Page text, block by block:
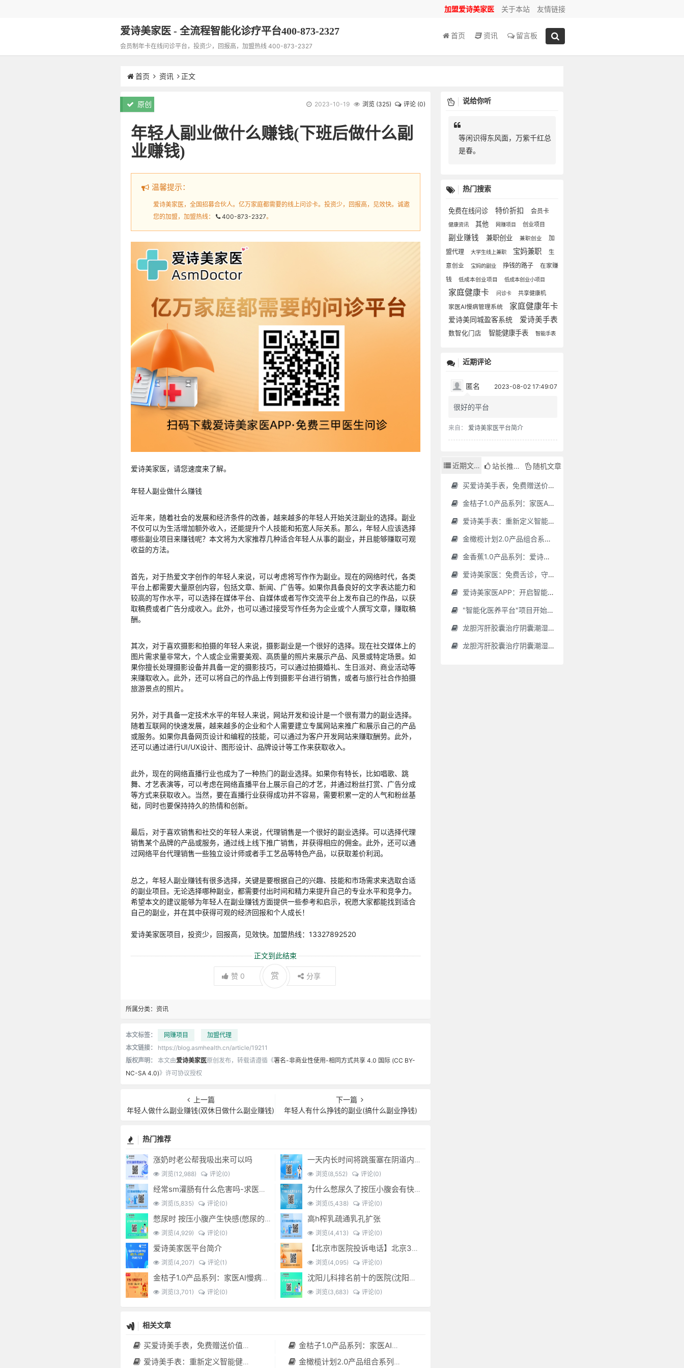
加盟爱诗美家医 关于本站 友情链接
爱诗美家医 - 全流程智能化诊疗平台400-873-2327
会员制年卡在线问诊平台，投资少，回报高，加盟热线 400-873-2327
首页 资讯 留言板
首页 资讯 正文
原创 2023-10-19 浏览 (325) 评论 (0)
年轻人副业做什么赚钱(下班后做什么副
业赚钱)
温馨提示：
爱诗美家医，全国招募合伙人。亿万家庭都需要的线上问诊卡。投资少，回报高，见效快。诚邀
您的加盟，加盟热线：
400-873-2327。
爱诗美家医，请您速度来了解。
年轻人副业做什么赚钱
近年来，随着社会的发展和经济条件的改善，越来越多的年轻人开始关注副业的选择。副业
不仅可以为生活增加额外收入，还能提升个人技能和拓宽人际关系。那么，年轻人应该选择
哪些副业项目来赚钱呢？本文将为大家推荐几种适合年轻人从事的副业，并且能够赚取可观
收益的方法。
首先，对于热爱文字创作的年轻人来说，可以考虑将写作作为副业。现在的网络时代，各类
平台上都需要大量原创内容，包括文章、新闻、广告等。如果你具备良好的文字表达能力和
较高的写作水平，可以选择在媒体平台、自媒体或者写作交流平台上发布自己的作品，以获
取稿费或者广告分成收入。此外，也可以通过接受写作任务为企业或个人撰写文章，赚取稿
酬。
其次，对于喜欢摄影和拍摄的年轻人来说，摄影副业是一个很好的选择。现在社交媒体上的
图片需求量非常大，个人或企业需要美观、高质量的照片来展示产品、风景或特定场景。如
果你擅长处理摄影设备并具备一定的摄影技巧，可以通过拍摄婚礼、生日派对、商业活动等
来赚取收入。此外，还可以将自己的作品上传到摄影平台进行销售，或者与旅行社合作拍摄
旅游景点的照片。
另外，对于具备一定技术水平的年轻人来说，网站开发和设计是一个很有潜力的副业选择。
随着互联网的快速发展，越来越多的企业和个人需要建立专属网站来推广和展示自己的产品
或服务。如果你具备网页设计和编程的技能，可以通过为客户开发网站来赚取酬劳。此外，
还可以通过进行UI/UX设计、图形设计、品牌设计等工作来获取收入。
此外，现在的网络直播行业也成为了一种热门的副业选择。如果你有特长，比如唱歌、跳
舞、才艺表演等，可以考虑在网络直播平台上展示自己的才艺，并通过粉丝打赏、广告分成
等方式来获取收入。当然，要在直播行业获得成功并不容易，需要积累一定的人气和粉丝基
础，同时也要保持持久的热情和创新。
最后，对于喜欢销售和社交的年轻人来说，代理销售是一个很好的副业选择。可以选择代理
销售某个品牌的产品或服务，通过线上线下推广销售，并获得相应的佣金。此外，还可以通
过网络平台代理销售一些独立设计师或者手工艺品等特色产品，以获取差价利润。
总之，年轻人副业赚钱有很多选择，关键是要根据自己的兴趣、技能和市场需求来选取合适
的副业项目。无论选择哪种副业，都需要付出时间和精力来提升自己的专业水平和竞争力。
希望本文的建议能够为年轻人在副业赚钱方面提供一些参考和启示，祝愿大家都能找到适合
自己的副业，并在其中获得可观的经济回报和个人成长！
爱诗美家医项目，投资少，回报高，见效快。加盟热线：13327892520
正文到此结束
赞 0 赏 分享
所属分类： 资讯
本文标签： 网赚项目
加盟代理
本文链接：
https://blog.asmhealth.cn/article/19211
版权声明：
本文由爱诗美家医原创发布，转载请遵循《署名-非商业性使用-相同方式共享 4.0 国际 (CC BY-
NC-SA 4.0)》许可协议授权
上一篇
年轻人做什么副业赚钱(双休日做什么副业赚钱)
下一篇
年轻人有什么挣钱的副业(搞什么副业挣钱)
热门推荐
涨奶时老公帮我吸出来可以吗
浏览(12,988) 评论(0)
一天内长时间将跳蛋塞在阴道内 有什么危害免...(跳蛋是放哪里)
浏览(8,552) 评论(0)
经常sm灌肠有什么危害吗-求医问药-
浏览(5,835) 评论(0)
为什么憋尿久了按压小腹会有快感_-
浏览(5,438) 评论(0)
憋尿时 按压小腹产生快感(憋尿的时候按压小腹是什么感觉)
浏览(4,929) 评论(0)
高h榨乳疏通乳孔扩张
浏览(4,413) 评论(0)
爱诗美家医平台简介
浏览(4,207) 评论(1)
【北京市医院投诉电话】北京301医院电话--(北京301医院投诉电话多少)
浏览(4,095) 评论(0)
金桔子1.0产品系列：家医AI慢病管理项目全国招募区域合伙人，低投入，高回报，长收益
浏览(3,701) 评论(0)
沈阳儿科排名前十的医院(沈阳儿科最好的医院)
浏览(3,683) 评论(0)
相关文章
买爱诗美手表，免费赠送价值30000元的数智化门店系统一套（含硬件）
金桔子1.0产品系列：家医AI慢病管理项目全国招募区域合伙人，低投入，高回报，长收益
爱诗美手表：重新定义智能健康管理的“医疗级守护者”
金橄榄计划2.0产品组合系列：健康分布机（健康一体机）+慢病管理系统，可落地在健康小屋，社区服务中心等等
说给你听
等闲识得东风面，万紫千红总
是春。
热门搜索
免费在线问诊 特价折扣 会员卡
健康资讯 其他 网赚项目 创业项目
副业赚钱 兼职创业 兼职创业
加
盟代理
大学生线上兼职 宝妈兼职
生
意创业
宝妈的副业 挣钱的路子
在家赚
钱
低成本创业项目 低成本创业小项目
家庭健康卡 问诊卡 共享健康机
家医AI慢病管理系统 家庭健康年卡
爱诗美同城盈客系统 爱诗美手表
数智化门店 智能健康手表 智能手表
近期评论
匿名 2023-08-02 17:49:07
很好的平台
来自： 爱诗美家医平台简介
近期文章 站长推荐 随机文章
买爱诗美手表，免费赠送价值30000元的数智化门店系统一套（含硬件）
金桔子1.0产品系列：家医AI慢病管理项目全国招募区域合伙人，低投入，高回报，长收益
爱诗美手表：重新定义智能健康管理的“医疗级守护者”
金橄榄计划2.0产品组合系列：健康分布机（健康一体机）+慢病管理系统，可落地在健康小屋，社区服务中心等等
金香蕉1.0产品系列：爱诗美家医健康分布机，健康一体机，社区服务中心，药店，健康小屋都需要
爱诗美家医：免费舌诊，守护您的健康之旅
爱诗美家医APP：开启智能舌诊新时代.舌诊app软件有哪些 好用的舌诊app大全
"智能化医养平台"项目开始招商了，零加盟费，终身自动赚钱
龙胆泻肝胶囊治疗阴囊潮湿吗(龙胆泻肝胶囊治疗阴囊潮湿吗怎么服用)
龙胆泻肝胶囊治疗阴囊潮湿吗怎么服用(龙胆泻肝胶囊治疗阴囊潮湿吗怎么服用效果好)